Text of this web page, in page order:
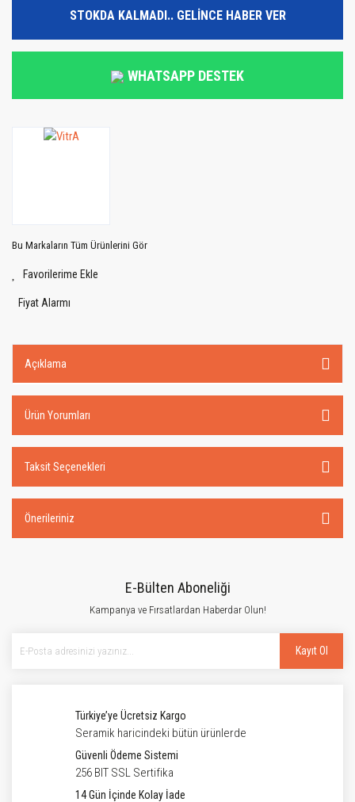
STOKDA KALMADI.. GELİNCE HABER VER
WHATSAPP DESTEK
Bu Markaların Tüm Ürünlerini Gör
Fiyat Alarmı
Açıklama
Ürün Yorumları
Taksit Seçenekleri
Önerileriniz
E-Bülten Aboneliği
Kampanya ve Fırsatlardan Haberdar Olun!
Kayıt Ol
Türkiye’ye Ücretsiz Kargo
Seramik haricindeki bütün ürünlerde
Güvenli Ödeme Sistemi
256 BIT SSL Sertifika
14 Gün İçinde Kolay İade